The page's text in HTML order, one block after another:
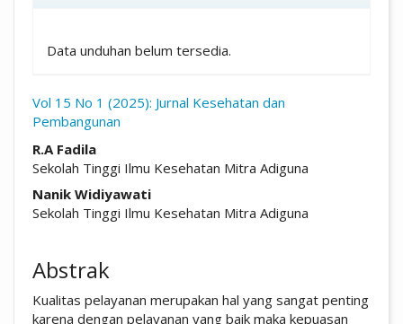
Data unduhan belum tersedia.
Vol 15 No 1 (2025): Jurnal Kesehatan dan
Pembangunan
R.A Fadila
Sekolah Tinggi Ilmu Kesehatan Mitra Adiguna
Nanik Widiyawati
Sekolah Tinggi Ilmu Kesehatan Mitra Adiguna
Abstrak
Kualitas pelayanan merupakan hal yang sangat penting
karena dengan pelayanan yang baik maka kepuasan